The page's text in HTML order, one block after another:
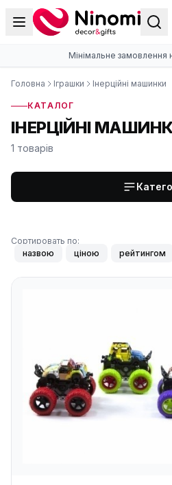
Мінімальне замовлення
Головна Іграшки Інерційні машинки
КАТАЛОГ
ІНЕРЦІЙНІ
1 товарів
Сортировать по:
назвою
ціною рейтингом